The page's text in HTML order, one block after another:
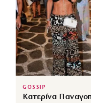
GOSSIP
Κατερίνα